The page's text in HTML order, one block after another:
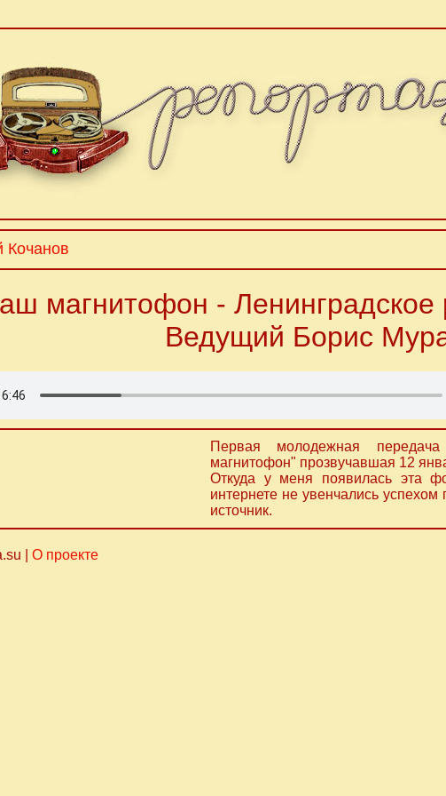
Кочанов
магнитофон - Ленинградское
Ведущий Борис
Первая молодежная
магнитофон" прозвучавшая 12
Откуда у меня появилась эта
интернете не увенчались
источник.
| О проекте